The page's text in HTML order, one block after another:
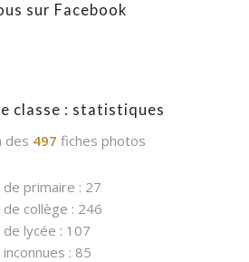
sur Facebook
classe : statistiques
des 497 fiches photos
de primaire : 27
de collège : 246
de lycée : 107
: 85